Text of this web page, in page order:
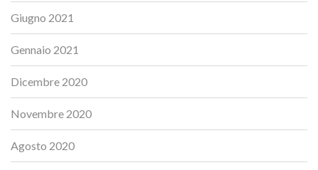
Giugno 2021
Gennaio 2021
Dicembre 2020
Novembre 2020
Agosto 2020